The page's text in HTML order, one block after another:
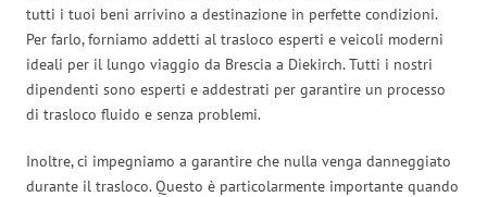
tutti i tuoi beni arrivino a destinazione in perfette condizioni.
Per farlo, forniamo addetti al trasloco esperti e veicoli moderni
ideali per il lungo viaggio da Brescia a Diekirch. Tutti i nostri
dipendenti sono esperti e addestrati per garantire un processo
di trasloco fluido e senza problemi.
Inoltre, ci impegniamo a garantire che nulla venga danneggiato
durante il trasloco. Questo è particolarmente importante quando